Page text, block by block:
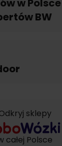
w Polsce
BW
sklepy
całej Polsce